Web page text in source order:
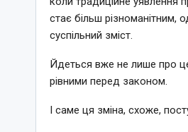
стає більш різноманітним,
суспільний зміст.
Йдеться вже не лише про
рівними перед законом.
І саме ця зміна, схоже,